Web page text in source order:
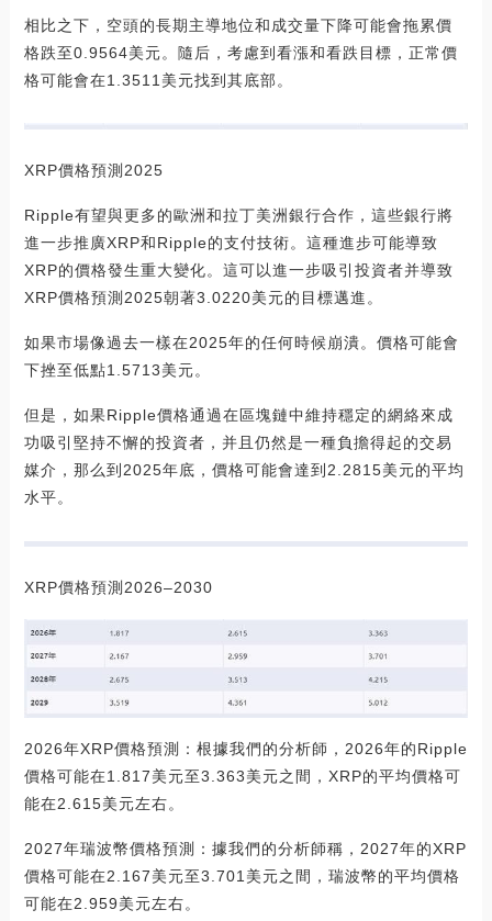
相比之下，空頭的長期主導地位和成交量下降可能會拖累價
格跌至0.9564美元。隨后，考慮到看漲和看跌目標，正常價
格可能會在1.3511美元找到其底部。
XRP價格預測2025
Ripple有望與更多的歐洲和拉丁美洲銀行合作，這些銀行將
進一步推廣XRP和Ripple的支付技術。這種進步可能導致
XRP的價格發生重大變化。這可以進一步吸引投資者并導致
XRP價格預測2025朝著3.0220美元的目標邁進。
如果市場像過去一樣在2025年的任何時候崩潰。價格可能會
下挫至低點1.5713美元。
但是，如果Ripple價格通過在區塊鏈中維持穩定的網絡來成
功吸引堅持不懈的投資者，并且仍然是一種負擔得起的交易
媒介，那么到2025年底，價格可能會達到2.2815美元的平均
水平。
XRP價格預測2026–2030
2026年XRP價格預測：根據我們的分析師，2026年的Ripple
價格可能在1.817美元至3.363美元之間，XRP的平均價格可
能在2.615美元左右。
2027年瑞波幣價格預測：據我們的分析師稱，2027年的XRP
價格可能在2.167美元至3.701美元之間，瑞波幣的平均價格
可能在2.959美元左右。